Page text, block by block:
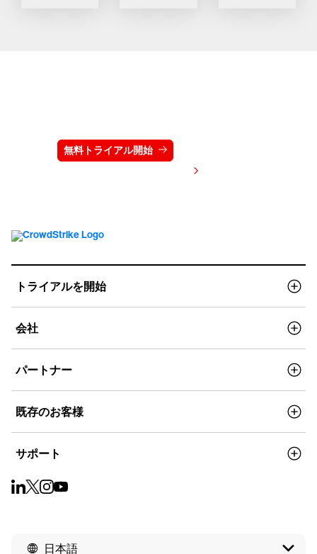
無料トライアル開始
トライアルを開始
会社
パートナー
既存のお客様
サポート
日本語